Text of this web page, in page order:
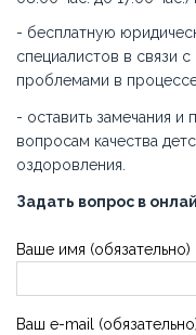
- бесплатную
специалистов в связи
проблемами в
- оставить замечания и
вопросам качества
оздоровления.
Задать вопрос в
Ваше имя (обязательно)
Ваш e-mail